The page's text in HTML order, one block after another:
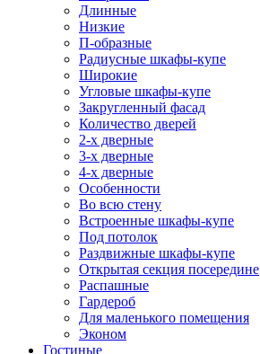
Длинные
Низкие
П-образные
Радиусные шкафы-купе
Широкие
Угловые шкафы-купе
Закругленный фасад
Количество дверей
2-х дверные
3-х дверные
4-х дверные
Особенности
Во всю стену
Встроенные шкафы-купе
Под потолок
Раздвижные шкафы-купе
Открытая секция посередине
Распашные
Гардероб
Для маленького помещения
Эконом
Гостиные